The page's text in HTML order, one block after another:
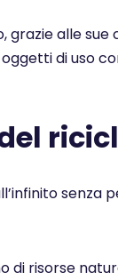
grazie alle
di uso
risorse